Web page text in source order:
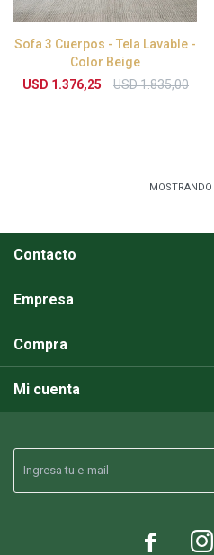
Sofa 3 Cuerpos - Tela Lavable -
Color Beige
USD 1.376,25 USD1.835,00
MOSTRANDO
 
Contacto
Empresa
Compra
Mi cuenta